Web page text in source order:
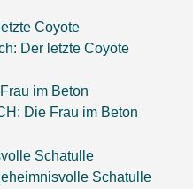
Der letzte Coyote
Die Frau im Beton
Schatulle